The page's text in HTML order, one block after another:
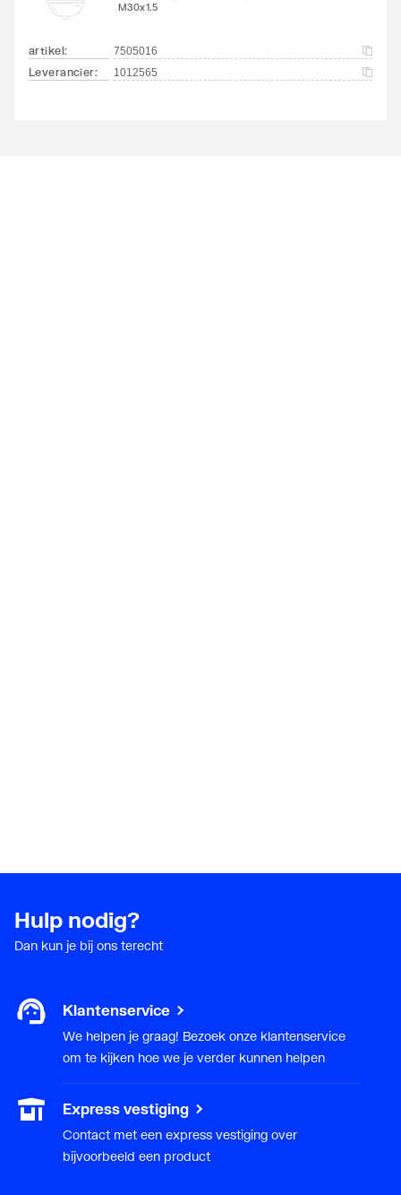
M30x1.5
artikel: 7505016
Leverancier: 1012565
Hulp nodig?
Dan kun je bij ons terecht
Klantenservice
We helpen je graag! Bezoek onze klantenservice
om te kijken hoe we je verder kunnen helpen
Express vestiging
Contact met een express vestiging over
bijvoorbeeld een product